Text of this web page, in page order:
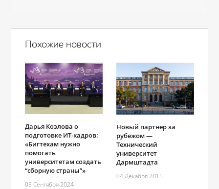
Похожие новости
Дарья Козлова о
подготовке ИТ-кадров:
«Бигтехам нужно
помогать
университетам создать
“сборную страны”»
05 Сентября 2024
Новый партнер за
рубежом —
Технический
университет
Дармштадта
04 Декабря 2015